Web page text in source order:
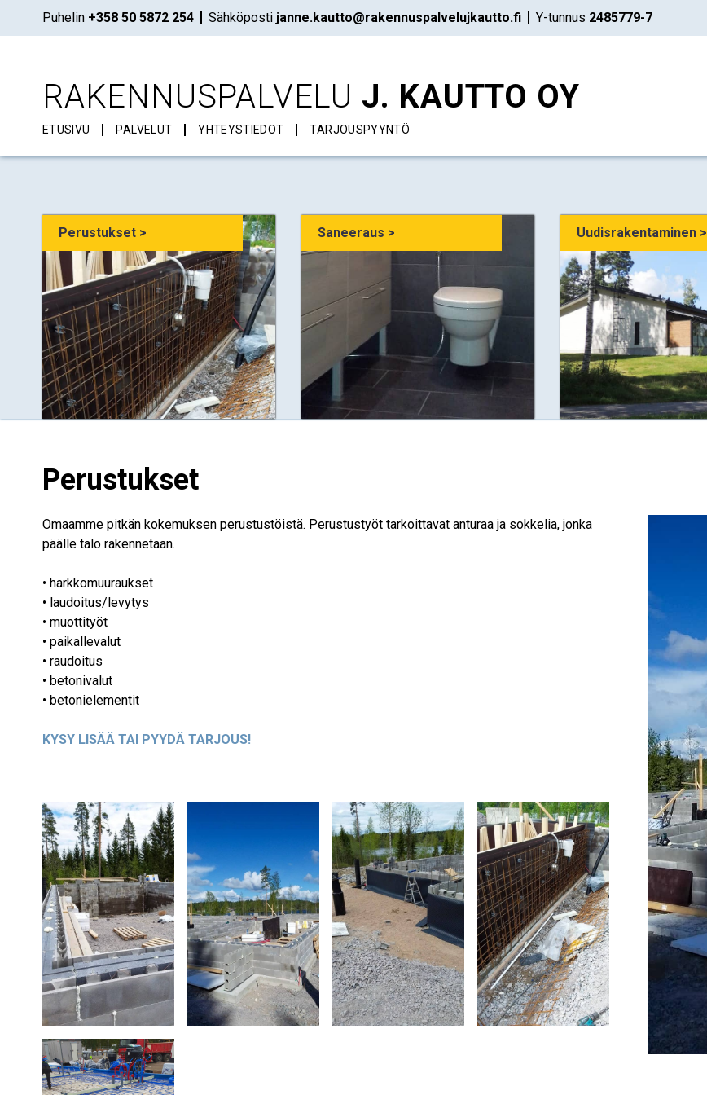
Puhelin +358 50 5872 254 Sähköposti janne.kautto@rakennuspalvelujkautto.fi Y-tunnus 2485779-7
RAKENNUSPALVELU J. KAUTTO OY
ETUSIVU PALVELUT YHTEYSTIEDOT TARJOUSPYYNTÖ
Perustukset > Saneeraus > Uudisrakentaminen >
Perustukset
Omaamme pitkän kokemuksen perustustöistä. Perustustyöt tarkoittavat anturaa ja sokkelia, jonka
päälle talo rakennetaan.
• harkkomuuraukset
• laudoitus/levytys
• muottityöt
• paikallevalut
• raudoitus
• betonivalut
• betonielementit
KYSY LISÄÄ TAI PYYDÄ TARJOUS!